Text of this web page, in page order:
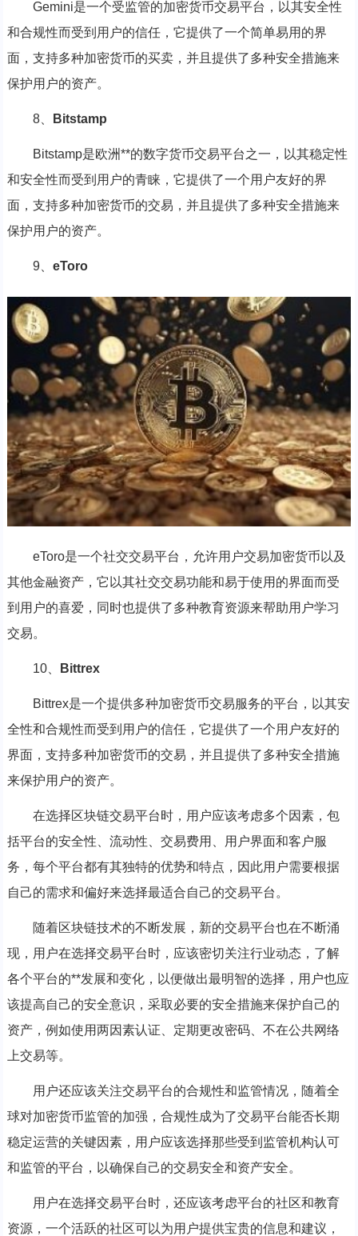
Gemini是一个受监管的加密货币交易平台，以其安全性
和合规性而受到用户的信任，它提供了一个简单易用的界
面，支持多种加密货币的买卖，并且提供了多种安全措施来
保护用户的资产。
8、 Bitstamp
Bitstamp是欧洲**的数字货币交易平台之一，以其稳定性
和安全性而受到用户的青睐，它提供了一个用户友好的界
面，支持多种加密货币的交易，并且提供了多种安全措施来
保护用户的资产。
9、 eToro
eToro是一个社交交易平台，允许用户交易加密货币以及
其他金融资产，它以其社交交易功能和易于使用的界面而受
到用户的喜爱，同时也提供了多种教育资源来帮助用户学习
交易。
10、 Bittrex
Bittrex是一个提供多种加密货币交易服务的平台，以其安
全性和合规性而受到用户的信任，它提供了一个用户友好的
界面，支持多种加密货币的交易，并且提供了多种安全措施
来保护用户的资产。
在选择区块链交易平台时，用户应该考虑多个因素，包
括平台的安全性、流动性、交易费用、用户界面和客户服
务，每个平台都有其独特的优势和特点，因此用户需要根据
自己的需求和偏好来选择最适合自己的交易平台。
随着区块链技术的不断发展，新的交易平台也在不断涌
现，用户在选择交易平台时，应该密切关注行业动态，了解
各个平台的**发展和变化，以便做出最明智的选择，用户也应
该提高自己的安全意识，采取必要的安全措施来保护自己的
资产，例如使用两因素认证、定期更改密码、不在公共网络
上交易等。
用户还应该关注交易平台的合规性和监管情况，随着全
球对加密货币监管的加强，合规性成为了交易平台能否长期
稳定运营的关键因素，用户应该选择那些受到监管机构认可
和监管的平台，以确保自己的交易安全和资产安全。
用户在选择交易平台时，还应该考虑平台的社区和教育
资源，一个活跃的社区可以为用户提供宝贵的信息和建议，